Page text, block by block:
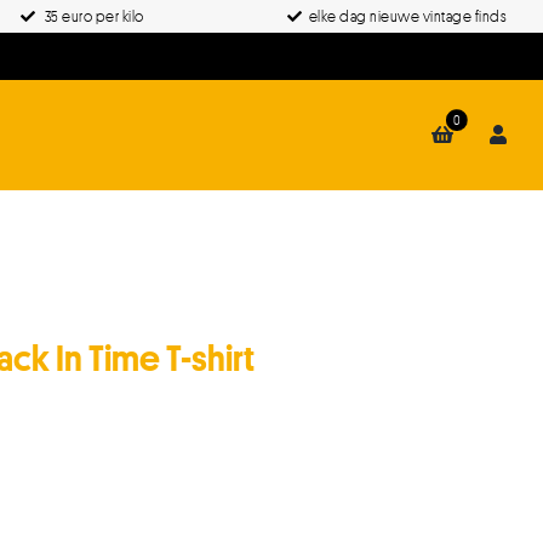
35 euro per kilo elke dag nieuwe vintage finds
0
In Time T-shirt